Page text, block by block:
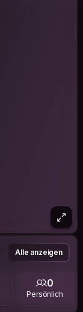
Alle anzeigen
0
Persönlich